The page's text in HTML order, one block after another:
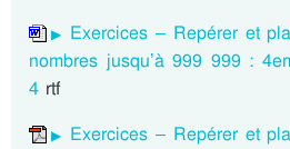
Exercices – Repérer et
nombres jusqu’à 999 999 :
4 rtf
Exercices – Repérer et